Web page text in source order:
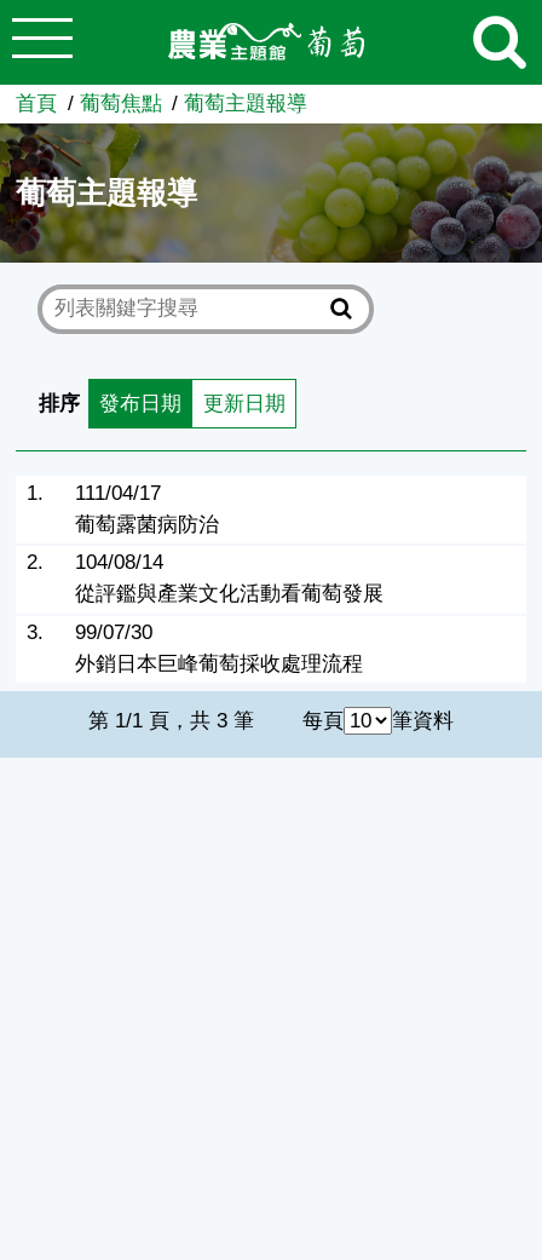
跳到主要內容
農業知識入口網
首頁 葡萄焦點 葡萄主題報導
葡萄主題報導
排序 發布日期 更新日期
1.
111/04/17
葡萄露菌病防治
2.
104/08/14
從評鑑與產業文化活動看葡萄發展
3.
99/07/30
外銷日本巨峰葡萄採收處理流程
第 1/1 頁，共 3 筆 每頁 筆資料